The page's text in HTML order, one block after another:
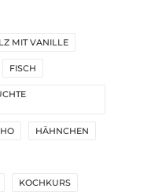
MIT VANILLE
FISCH
HÄHNCHEN
KOCHKURS